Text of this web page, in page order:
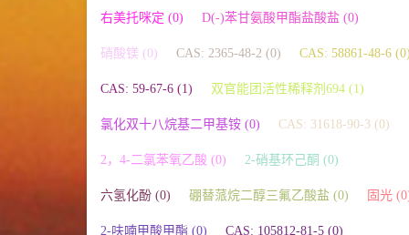
右美托咪定 (0) D(-)苯甘氨酸甲酯盐酸盐 (0)
硝酸镁 (0) CAS: 2365-48-2 (0) CAS: 58861-48-6
CAS: 59-67-6 (1) 双官能团活性稀释剂694 (1)
氯化双十八烷基二甲基铵 (0) CAS: 31618-90-3 (0)
2，4-二氯苯氧乙酸 (0) 2-硝基环己酮 (0)
六氢化酚 (0) 硼替蒎烷二醇三氟乙酸盐 (0) 固光
2-呋喃甲酸甲酯 (0) CAS: 105812-81-5 (0)